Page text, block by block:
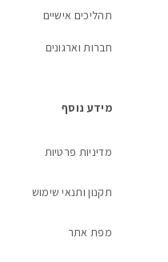
תהליכים אישיים
חברות וארגונים
מידע נוסף
מדיניות פרטיות
תקנון ותנאי שימוש
מפת אתר